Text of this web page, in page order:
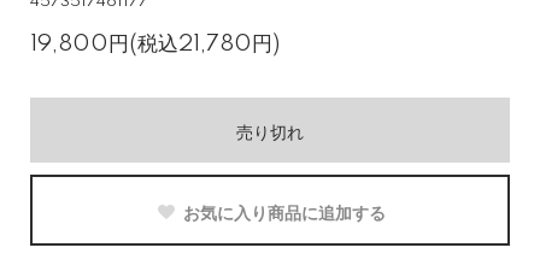
19,800円(税込21,780円)
売り切れ
お気に入り商品に追加する